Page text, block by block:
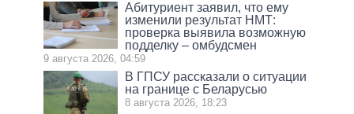
Абитуриент заявил, что ему
изменили результат НМТ:
проверка выявила возможную
подделку – омбудсмен
9 августа 2026, 04:59
В ГПСУ рассказали о ситуации
на границе с Беларусью
8 августа 2026, 18:23